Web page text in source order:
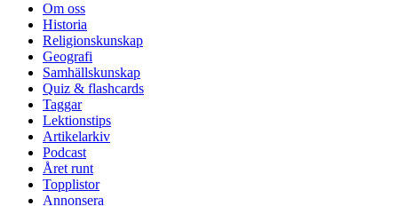
Om oss
Historia
Religionskunskap
Geografi
Samhällskunskap
Quiz & flashcards
Taggar
Lektionstips
Artikelarkiv
Podcast
Året runt
Topplistor
Annonsera